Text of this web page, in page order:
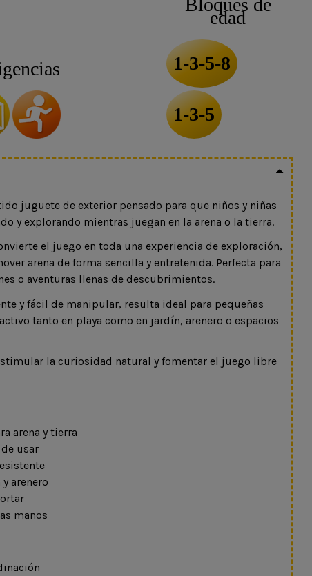
edad
1-3-5-8
1-3-5
juguete de exterior pensado para que niños y niñas
y explorando mientras juegan en la arena o la tierra.
el juego en toda una experiencia de exploración,
arena de forma sencilla y entretenida. Perfecta para
o aventuras llenas de descubrimientos.
y fácil de manipular, resulta ideal para pequeñas
tanto en playa como en jardín, arenero o espacios
la curiosidad natural y fomentar el juego libre
arena y tierra
usar
arenero
manos